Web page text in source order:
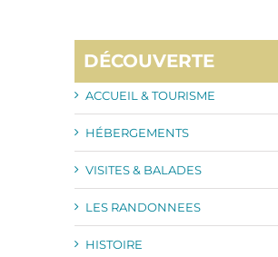
DÉCOUVERTE
ACCUEIL & TOURISME
HÉBERGEMENTS
VISITES & BALADES
LES RANDONNEES
HISTOIRE